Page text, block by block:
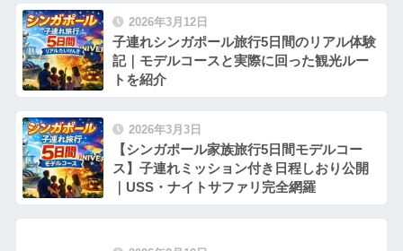
2026年3月12日
子連れシンガポール旅行5日間のリアル体験
記｜モデルコースと実際に回った観光ルー
トを紹介
2026年3月3日
【シンガポール家族旅行5日間モデルコー
ス】子連れミッション付き日程しおり公開
｜USS・ナイトサファリ完全網羅